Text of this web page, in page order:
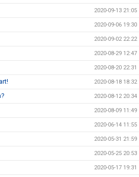
2020-09-13 21:05
2020-09-06 19:30
2020-09-02 22:22
2020-08-29 12:47
2020-08-20 22:31
2020-08-18 18:32
2020-08-12 20:34
2020-08-09 11:49
2020-06-14 11:55
2020-05-31 21:59
2020-05-25 20:53
2020-05-17 19:31